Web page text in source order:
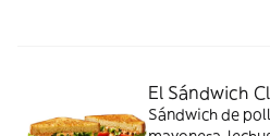
El Sándwich
Sándwich de